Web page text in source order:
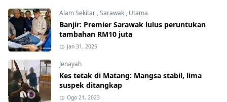
Alam Sekitar,Sarawak, Utama
Banjir: Premier Sarawak lulus peruntukan
tambahan RM10 juta
Jan 31, 2025
Jenayah
Kes tetak di Matang: Mangsa stabil, lima
suspek ditangkap
Ogo 21, 2023